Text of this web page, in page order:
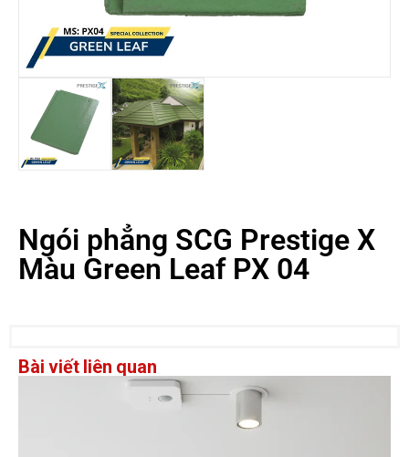
Ngói phẳng SCG Prestige X
Màu Green Leaf PX 04
Bài viết liên quan